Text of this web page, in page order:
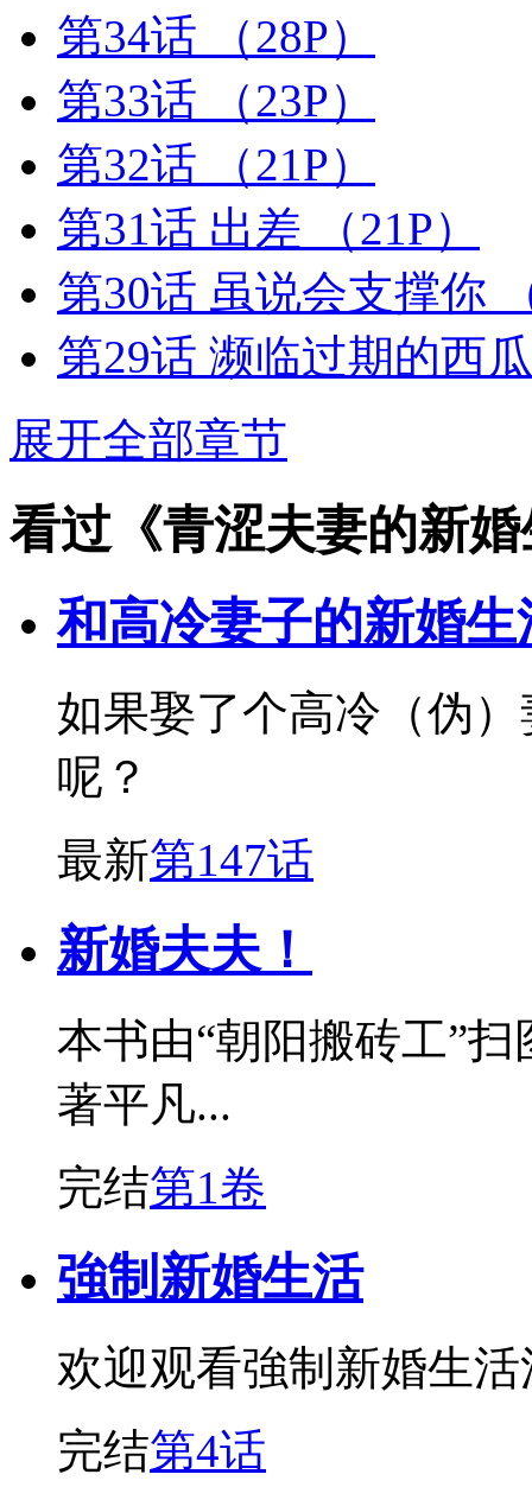
第34话
（28P）
第33话
（23P）
第32话
（21P）
第31话 出差
（21P）
第30话 虽说会支撑你
第29话 濒临过期的西
展开全部章节
看过《青涩夫妻的新
和高冷妻子的新婚生
如果娶了个高冷（伪
呢？
最新第147话
新婚夫夫！
本书由“朝阳搬砖工”
著平凡...
完结第1卷
強制新婚生活
欢迎观看強制新婚生活
完结第4话